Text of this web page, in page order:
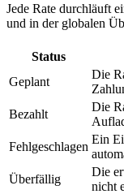
Jede Rate durchläuft
und in der globalen
Status
Geplant
Die
Bezahlt
Die
Fehlgeschlagen
Ein
Überfällig
Die
nicht